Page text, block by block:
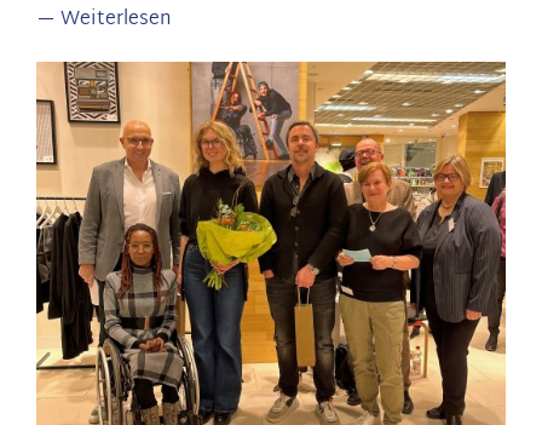
Weiterlesen
Zu
Gast
beim
„Coffee
Consulate“:
Alles
rund
um
die
Kaffeebohne